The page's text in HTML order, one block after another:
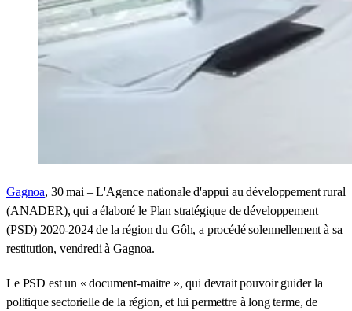
Gagnoa, 30 mai – L'Agence nationale d'appui au développement rural
(ANADER), qui a élaboré le Plan stratégique de développement
(PSD) 2020-2024 de la région du Gôh, a procédé solennellement à sa
restitution, vendredi à Gagnoa.
Le PSD est un « document-maitre », qui devrait pouvoir guider la
politique sectorielle de la région, et lui permettre à long terme, de